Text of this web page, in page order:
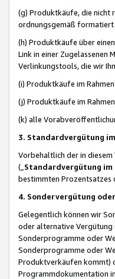
(g) Produktkäufe, die nicht
ordnungsgemäß formatiert
(h) Produktkäufe über
Link in einer Zugelassenen
Verlinkungstools, die wir
(i) Produktkäufe im
(j) Produktkäufe im
(k) alle
3. Standardvergütung
Vorbehaltlich der in
(„ Standardvergütung im
bestimmten Prozentsatzes
4. Sondervergütung
Gelegentlich können wir
oder alternative Vergütung
Sonderprogramme oder
Sonderprogramme oder
Produktverkäufen kommt)
Programmdokumentation